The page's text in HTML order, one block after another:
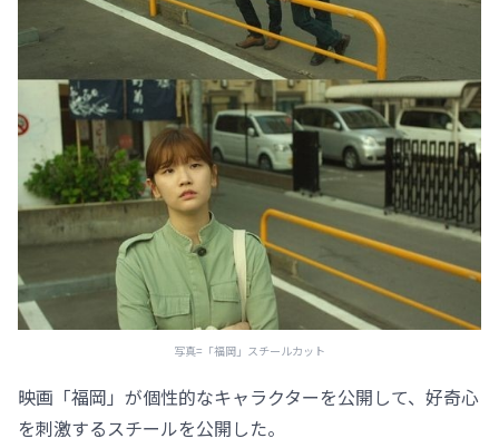
写真=「福岡」スチールカット
映画「福岡」が個性的なキャラクターを公開して、好奇心
を刺激するスチールを公開した。